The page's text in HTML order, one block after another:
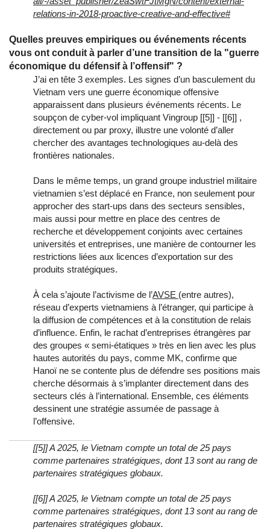
relations-in-2018-proactive-creative-and-effective#
Quelles preuves empiriques ou événements récents
vous ont conduit à parler d’une transition de la "guerre
économique du défensif à l’offensif" ?
J’ai en tête 3 exemples. Les signes d’un basculement du
Vietnam vers une guerre économique offensive
apparaissent dans plusieurs événements récents. Le
soupçon de cyber‑vol impliquant Vingroup [[5]] - [[6]] ,
directement ou par proxy, illustre une volonté d’aller
chercher des avantages technologiques au-delà des
frontières nationales.
Dans le même temps, un grand groupe industriel militaire
vietnamien s’est déplacé en France, non seulement pour
approcher des start‑ups dans des secteurs sensibles,
mais aussi pour mettre en place des centres de
recherche et développement conjoints avec certaines
universités et entreprises, une manière de contourner les
restrictions liées aux licences d’exportation sur des
produits stratégiques.
À cela s’ajoute l’activisme de l’AVSE (entre autres),
réseau d’experts vietnamiens à l’étranger, qui participe à
la diffusion de compétences et à la constitution de relais
d’influence. Enfin, le rachat d’entreprises étrangères par
des groupes « semi‑étatiques » très en lien avec les plus
hautes autorités du pays, comme MK, confirme que
Hanoï ne se contente plus de défendre ses positions mais
cherche désormais à s’implanter directement dans des
secteurs clés à l’international. Ensemble, ces éléments
dessinent une stratégie assumée de passage à
l’offensive.
[[5]] A 2025, le Vietnam compte un total de 25 pays
comme partenaires stratégiques, dont 13 sont au rang de
partenaires stratégiques globaux.
[[6]] A 2025, le Vietnam compte un total de 25 pays
comme partenaires stratégiques, dont 13 sont au rang de
partenaires stratégiques globaux.